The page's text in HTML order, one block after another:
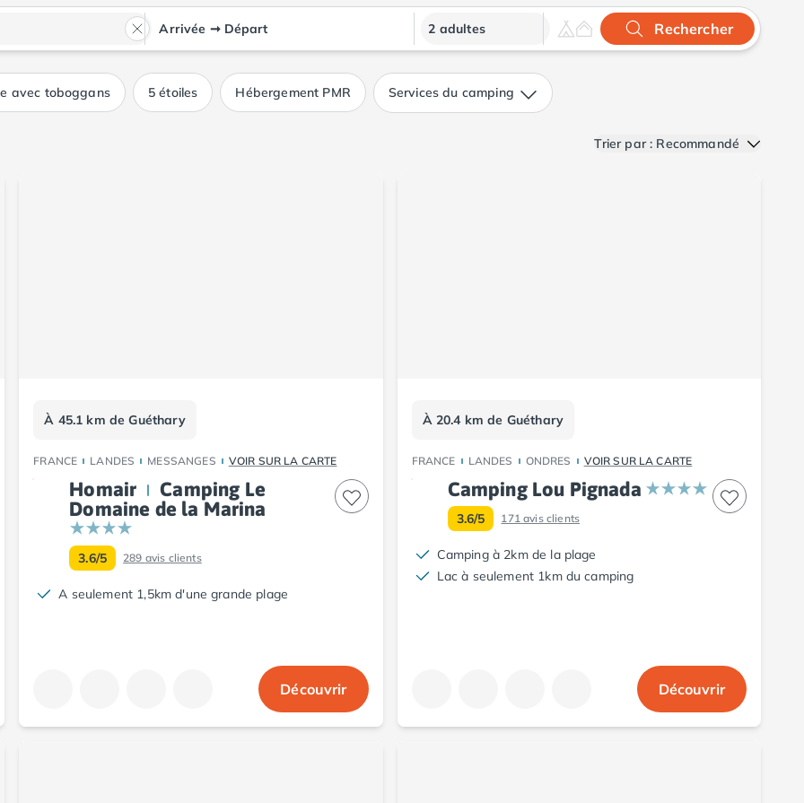
Arrivée ➞ Départ 2 adultes Rechercher
avec toboggans 5 étoiles Hébergement PMR Services du camping
Trier par : Recommandé
À 45.1 km de Guéthary
FRANCE LANDES MESSANGES VOIR SUR LA CARTE
Homair
Camping Le
Domaine de la Marina
3.6/5 289 avis clients
A seulement 1,5km d'une grande plage
Découvrir
À 20.4 km de Guéthary
FRANCE LANDES ONDRES VOIR SUR LA CARTE
Camping Lou Pignada
3.6/5 171avis clients
Camping à 2km de la plage
Lac à seulement 1km du camping
Découvrir